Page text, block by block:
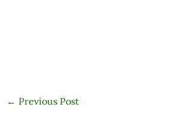
← Previous Post